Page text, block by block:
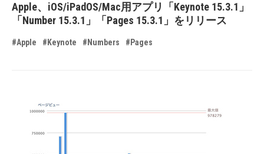
Apple、iOS/iPadOS/Mac用アプリ「Keynote 15.3.1」
「Number 15.3.1」「Pages 15.3.1」をリリース
#Apple #Keynote #Numbers #Pages